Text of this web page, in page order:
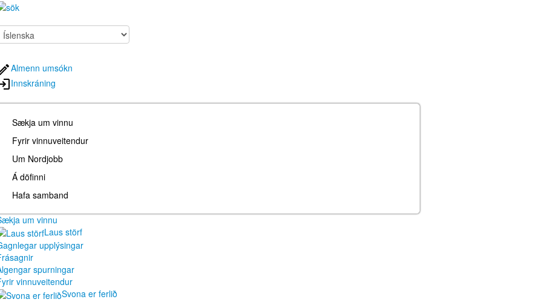
Almenn umsókn
Innskráning
Sækja um vinnu
Fyrir vinnuveitendur
Um Nordjobb
Á döfinni
Hafa samband
um vinnu
Laus störf
upplýsingar
spurningar
vinnuveitendur
Svona er ferlið